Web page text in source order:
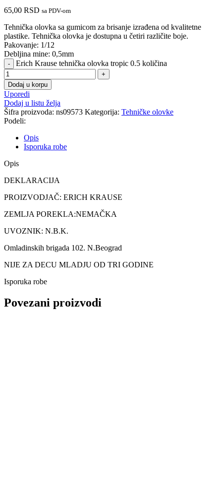
65,00 RSD sa PDV-om
Tehnička olovka sa gumicom za brisanje izrađena od kvalitetne
plastike. Tehnička olovka je dostupna u četiri različite boje.
Pakovanje: 1/12
Debljina mine: 0,5mm
Erich Krause tehnička olovka tropic 0.5 količina
Dodaj u korpu
Uporedi
Dodaj u listu želja
Šifra proizvoda: ns09573 Kategorija: Tehničke olovke
Podeli:
Opis
Isporuka robe
Opis
DEKLARACIJA
PROIZVODJAČ: ERICH KRAUSE
ZEMLJA POREKLA:NEMAČKA
UVOZNIK: N.B.K.
Omladinskih brigada 102. N.Beograd
NIJE ZA DECU MLADJU OD TRI GODINE
Isporuka robe
Povezani proizvodi